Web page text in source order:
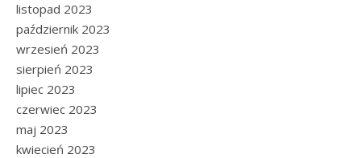
listopad 2023
październik 2023
wrzesień 2023
sierpień 2023
lipiec 2023
czerwiec 2023
maj 2023
kwiecień 2023